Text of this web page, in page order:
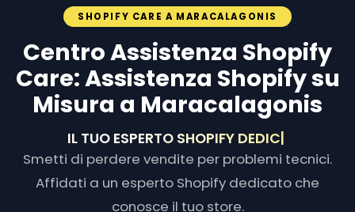
SHOPIFY CARE A MARACALAGONIS
Centro Assistenza Shopify
Care: Assistenza Shopify su
Misura a Maracalagonis
IL TUO ESPERTO SHOPIFY DEDICATO
Smetti di perdere vendite per problemi tecnici.
Affidati a un esperto Shopify dedicato che
conosce il tuo store.